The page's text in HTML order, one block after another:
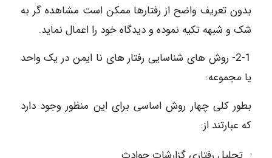
بدون تعریف واضح از رفتارها ممکن است مشاهده گر به
شک و شبهه تکیه نموده و دیدگاه خود را اعمال نماید.
2-1- روش های شناسایی رفتار های نا ایمن در یک واحد
یا مجموعه:
بطور کلی چهار روش اساسی برای این منظور وجود دارد
که عبارتند از: